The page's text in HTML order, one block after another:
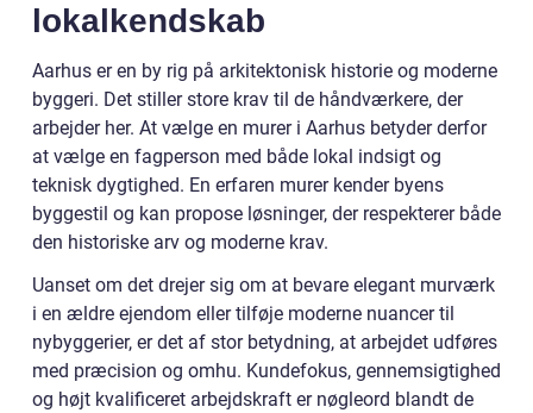
lokalkendskab
Aarhus er en by rig på arkitektonisk historie og moderne
byggeri. Det stiller store krav til de håndværkere, der
arbejder her. At vælge en murer i Aarhus betyder derfor
at vælge en fagperson med både lokal indsigt og
teknisk dygtighed. En erfaren murer kender byens
byggestil og kan propose løsninger, der respekterer både
den historiske arv og moderne krav.
Uanset om det drejer sig om at bevare elegant murværk
i en ældre ejendom eller tilføje moderne nuancer til
nybyggerier, er det af stor betydning, at arbejdet udføres
med præcision og omhu. Kundefokus, gennemsigtighed
og højt kvalificeret arbejdskraft er nøgleord blandt de